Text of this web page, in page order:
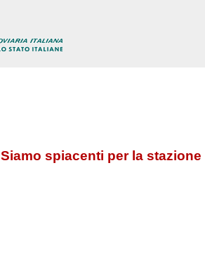
Siamo spiacenti per la